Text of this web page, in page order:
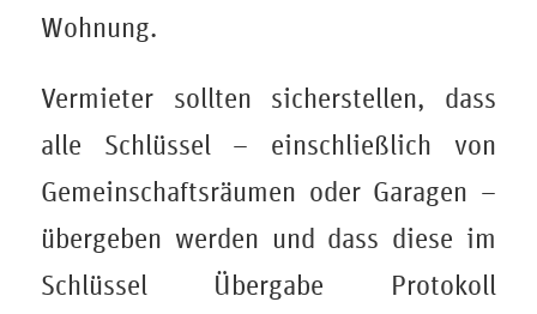
Wohnung.
Vermieter sollten sicherstellen, dass
alle Schlüssel – einschließlich von
Gemeinschaftsräumen oder Garagen –
übergeben werden und dass diese im
Schlüssel Übergabe Protokoll